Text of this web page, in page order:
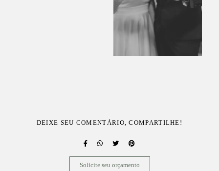
DEIXE SEU COMENTÁRIO, COMPARTILHE!
Solicite seu orçamento